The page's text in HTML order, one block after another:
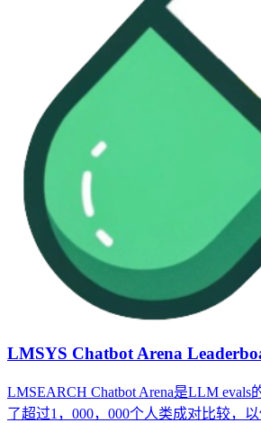
LMSYS Chatbot Arena
LMSEARCH Chatbot Arena是LLM
了超过1，000，000个人类成对比较，